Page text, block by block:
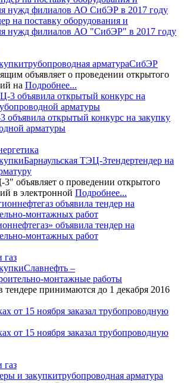
на поставку оборудования и
нужд филиалов АО "СибЭР" в 2017 году
трубопроводная арматураСибЭР
объявляет о проведении открытого
на Подробнее...
объявила открытый конкурс на закупку
арматуры
Барнаульская ТЭЦ-3тендертендер на
объявляет о проведении открытого
в электронной Подробнее...
объявила тендер на
монтажных работ
газ
Славнефть –
монтажные работы
тендере принимаются до 1 декабря 2016
от 15 ноября заказал трубопроводную
газ
и закупкитрубопроводная арматура